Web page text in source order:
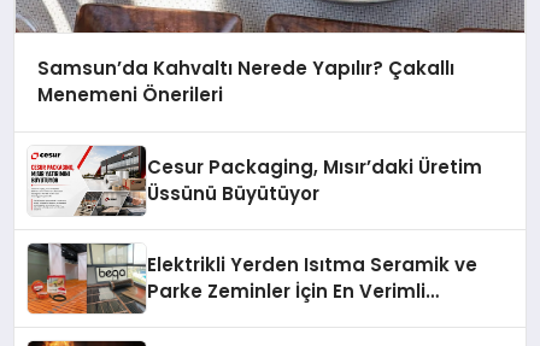
Samsun’da Kahvaltı Nerede Yapılır? Çakallı
Menemeni Önerileri
Cesur Packaging, Mısır’daki Üretim
Üssünü Büyütüyor
Elektrikli Yerden Isıtma Seramik ve
Parke Zeminler İçin En Verimli